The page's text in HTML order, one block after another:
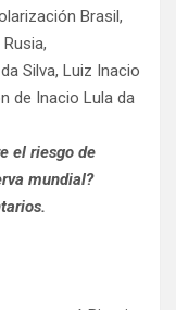
Brasil,
Silva, Luiz Inacio
de Inacio Lula da
el riesgo de
mundial?